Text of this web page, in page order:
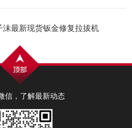
沫最新现货钣金修复拉拔机
信，了解最新动态